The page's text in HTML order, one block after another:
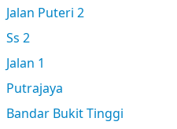
Jalan Puteri 2
Ss 2
Jalan 1
Putrajaya
Bandar Bukit Tinggi